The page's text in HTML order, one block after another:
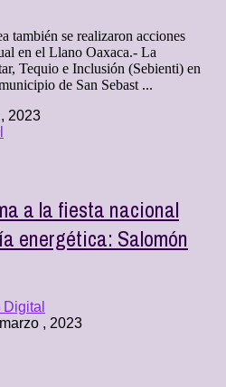
también se realizaron acciones
en el Llano Oaxaca.- La
Tequio e Inclusión (Sebienti) en
de San Sebast ...
2023
a la fiesta nacional
energética: Salomón
, 2023